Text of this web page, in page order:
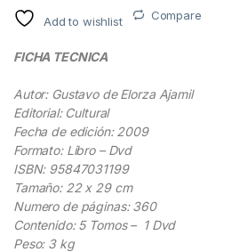
Add to wishlist Compare
FICHA TECNICA
Autor: Gustavo de Elorza Ajamil
Editorial: Cultural
Fecha de edición: 2009
Formato: Libro – Dvd
ISBN: 95847031199
Tamaño: 22 x 29 cm
Numero de páginas: 360
Contenido: 5 Tomos – 1 Dvd
Peso: 3 kg